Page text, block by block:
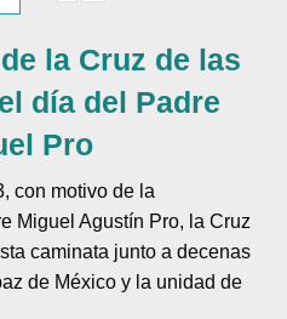
la Cruz de las
día del Padre
Pro
con motivo de la
Miguel Agustín Pro, la Cruz
caminata junto a decenas
de México y la unidad de